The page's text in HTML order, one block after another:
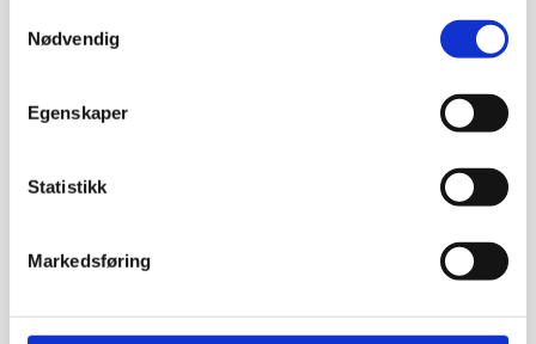
Nødvendig
Egenskaper
Statistikk
Markedsføring
Skriv en kommentar
E-post: